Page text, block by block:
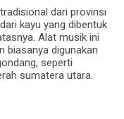
dari provinsi
kayu yang dibentuk
Alat musik ini
biasanya digunakan
seperti
sumatera utara.